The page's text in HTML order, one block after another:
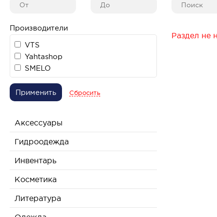
Производители
VTS
Yahtashop
SMELO
Применить Сбросить
Аксессуары
Гидроодежда
Инвентарь
Косметика
Литература
Раздел не